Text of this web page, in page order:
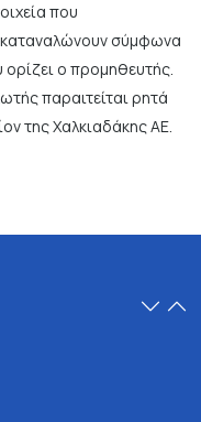
που
καταναλώνουν σύμφωνα
ο προμηθευτής.
παραιτείται ρητά
της Χαλκιαδάκης ΑΕ.